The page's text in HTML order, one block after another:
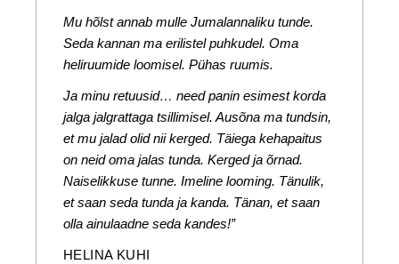
Mu hõlst annab mulle Jumalannaliku tunde.
Seda kannan ma erilistel puhkudel. Oma
heliruumide loomisel. Pühas ruumis.
Ja minu retuusid… need panin esimest korda
jalga jalgrattaga tsillimisel. Ausõna ma tundsin,
et mu jalad olid nii kerged. Täiega kehapaitus
on neid oma jalas tunda. Kerged ja õrnad.
Naiselikkuse tunne. Imeline looming. Tänulik,
et saan seda tunda ja kanda. Tänan, et saan
olla ainulaadne seda kandes!”
HELINA KUHI